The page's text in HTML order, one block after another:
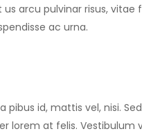
arcu pulvinar risus, vitae
ac urna.
id, mattis vel, nisi.
lorem at felis. Vestibulum